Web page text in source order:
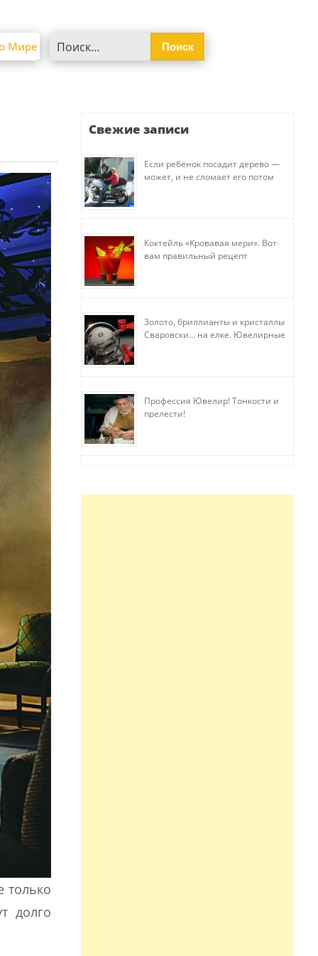
Мире
только
долго
Свежие записи
Если ребёнок посадит дерево —
может, и не сломает его потом
Коктейль «Кровавая мери». Вот
вам правильный рецепт
Золото, бриллианты и кристаллы
Сваровски… на елке. Ювелирные
Профессия Ювелир! Тонкости и
прелести!